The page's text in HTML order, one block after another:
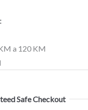
a 120 KM
Safe Checkout